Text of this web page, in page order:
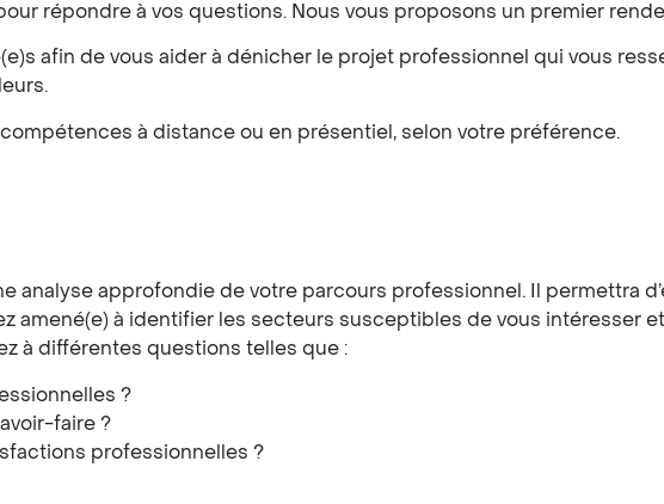
répondre à vos questions. Nous vous proposons un premier
afin de vous aider à dénicher le projet professionnel qui vous
à distance ou en présentiel, selon votre préférence.
analyse approfondie de votre parcours professionnel. Il permettra
amené(e) à identifier les secteurs susceptibles de vous intéresser
à différentes questions telles que :
?
faire ?
professionnelles ?